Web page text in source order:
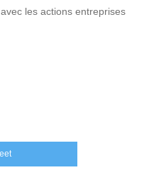
les actions entreprises